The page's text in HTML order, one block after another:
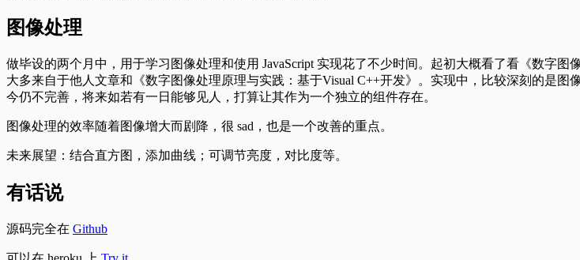
图像处理
做毕设的两个月中，用于学习图像处理和使用 JavaScript 实现花了不少时间。起初大概看了看《数字
大多来自于他人文章和《数字图像处理原理与实践：基于Visual C++开发》。实现中，比较深刻的是图
今仍不完善，将来如若有一日能够见人，打算让其作为一个独立的组件存在。
图像处理的效率随着图像增大而剧降，很 sad，也是一个改善的重点。
未来展望：结合直方图，添加曲线；可调节亮度，对比度等。
有话说
源码完全在 Github